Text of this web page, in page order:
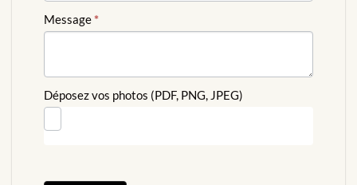
Message*
Déposez vos photos (PDF, PNG, JPEG)